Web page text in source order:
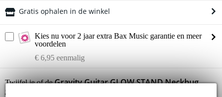
Gratis ophalen in de winkel
Kies nu voor 2 jaar extra Bax Music garantie en meer
voordelen
€ 6,95 eenmalig
Twijfel je of deGravity Guitar GLOW STAND Neckhug
gitaarstatief met sfeerverlichting